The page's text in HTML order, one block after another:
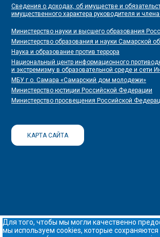
Сведения о доходах, об имуществе и
имущественного характера руководителя и
Министерство науки и высшего образования
Министерство образования и науки Самарской
Наука и образование против террора
Национальный центр информационного
и экстремизму в образовательной среде и сети
МБУ г.о. Самара «Самарский дом молодежи»
Министерство юстиции Российской Федерации
Министерство просвещения Российской
КАРТА САЙТА
Для того, чтобы мы могли качественно
мы используем cookies, которые